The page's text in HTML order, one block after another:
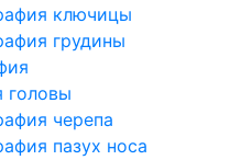
ключицы
грудины
головы
черепа
пазух носа